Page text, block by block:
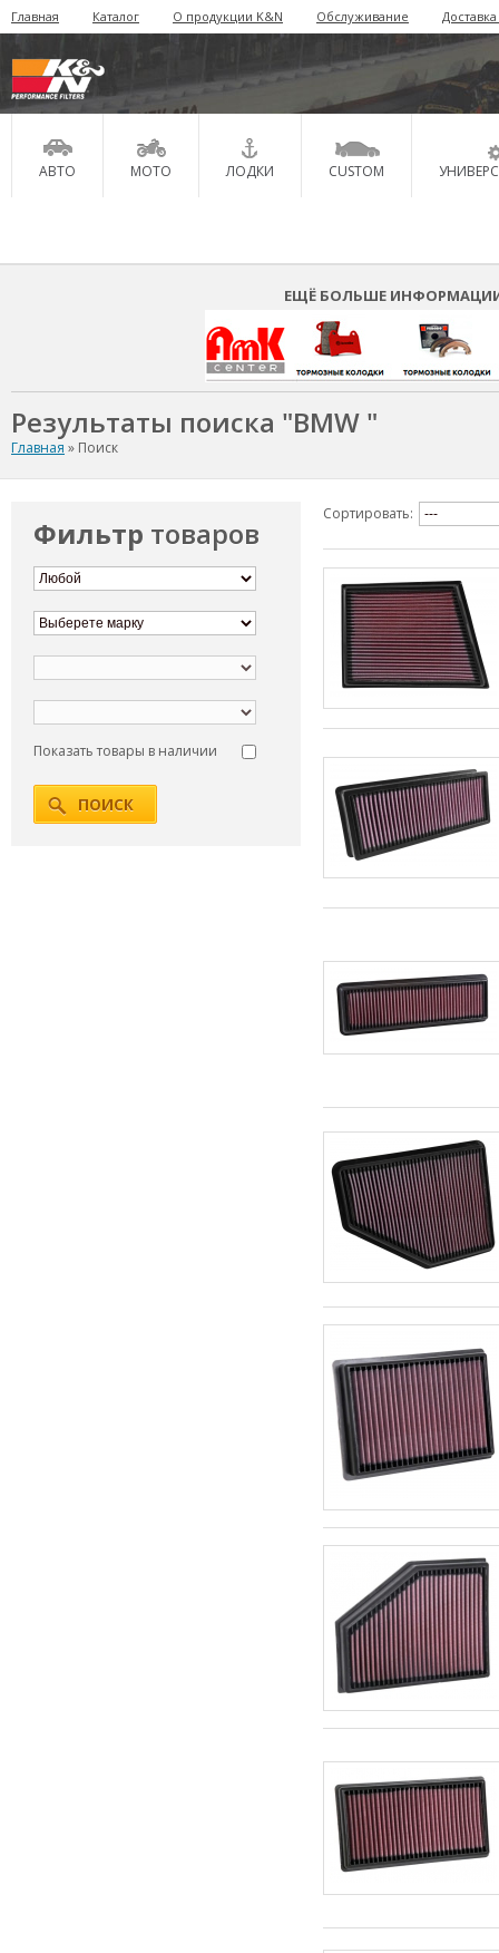
Главная Каталог О продукции K&N Обслуживание
АВТО МОТО ЛОДКИ CUSTOM
ЕЩЁ БОЛЬШЕ
Результаты поиска "BMW "
Главная » Поиск
Фильтр товаров
Показать товары в наличии
ПОИСК
Сортировать: